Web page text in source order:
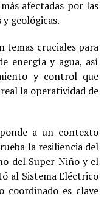
afectadas por las
geológicas.
temas cruciales para
energía y agua, así
y control que
la operatividad de
a un contexto
la resiliencia del
del Super Niño y el
al Sistema Eléctrico
coordinado es clave